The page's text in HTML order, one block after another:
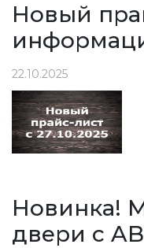
Новый
22.10.2025
Новинка!
двери с